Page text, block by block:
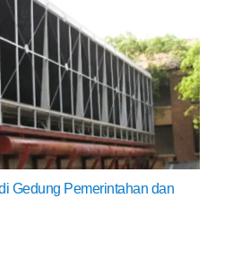
Gedung Pemerintahan dan